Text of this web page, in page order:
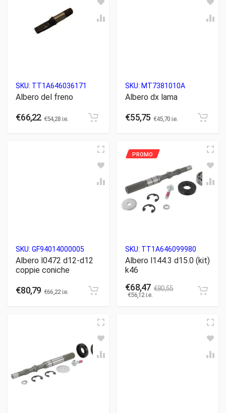
SKU: TT1A646036171
Albero del freno
€66,22 €54,28 i.e.
SKU: MT7381010A
Albero dx lama
€55,75 €45,70 i.e.
SKU: GF94014000005
Albero l0472 d12-d12
coppie coniche
€80,79 €66,22i.e.
SKU: TT1A646099980
Albero l144.3 d15.0 (kit)
k46
€68,47 €80,55
€56,12i.e.